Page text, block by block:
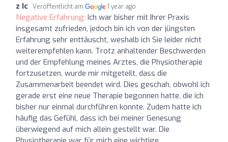
z Ic Veröffentlicht am 1 year ago
Negative Erfahrung: Ich war bisher mit Ihrer Praxis
insgesamt zufrieden, jedoch bin ich von der jüngsten
Erfahrung sehr enttäuscht, weshalb ich Sie leider nicht
weiterempfehlen kann. Trotz anhaltender Beschwerden
und der Empfehlung meines Arztes, die Physiotherapie
fortzusetzen, wurde mir mitgeteilt, dass die
Zusammenarbeit beendet wird. Dies geschah, obwohl ich
gerade erst eine neue Therapie begonnen hatte, die ich
bisher nur einmal durchführen konnte. Zudem hatte ich
häufig das Gefühl, dass ich bei meiner Genesung
überwiegend auf mich allein gestellt war. Die